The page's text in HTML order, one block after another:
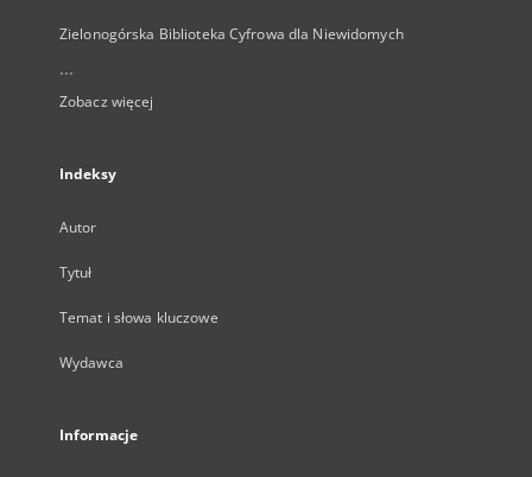
Zielonogórska Biblioteka Cyfrowa dla Niewidomych
...
Zobacz więcej
Indeksy
Autor
Tytuł
Temat i słowa kluczowe
Wydawca
Informacje